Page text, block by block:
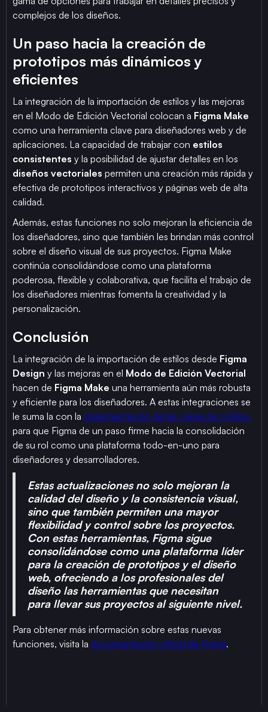
complejos de los diseños.
Un paso hacia la creación de
prototipos más dinámicos y
eficientes
La integración de la importación de estilos y las mejoras
en el Modo de Edición Vectorial colocan a Figma Make
como una herramienta clave para diseñadores web y de
aplicaciones. La capacidad de trabajar con estilos
consistentes y la posibilidad de ajustar detalles en los
diseños vectoriales permiten una creación más rápida y
efectiva de prototipos interactivos y páginas web de alta
calidad.
Además, estas funciones no solo mejoran la eficiencia de
los diseñadores, sino que también les brindan más control
sobre el diseño visual de sus proyectos. Figma Make
continúa consolidándose como una plataforma
poderosa, flexible y colaborativa, que facilita el trabajo de
los diseñadores mientras fomenta la creatividad y la
personalización.
Conclusión
La integración de la importación de estilos desde Figma
Design y las mejoras en el Modo de Edición Vectorial
hacen de Figma Make una herramienta aún más robusta
y eficiente para los diseñadores. A estas integraciones se
le suma la con la implementación de las capas de código,
para que Figma de un paso firme hacia la consolidación
de su rol como una plataforma todo-en-uno para
diseñadores y desarrolladores.
Estas actualizaciones no solo mejoran la
calidad del diseño y la consistencia visual,
sino que también permiten una mayor
flexibilidad y control sobre los proyectos.
Con estas herramientas, Figma sigue
consolidándose como una plataforma líder
para la creación de prototipos y el diseño
web, ofreciendo a los profesionales del
diseño las herramientas que necesitan
para llevar sus proyectos al siguiente nivel.
Para obtener más información sobre estas nuevas
funciones, visita la documentación oficial de Figma.